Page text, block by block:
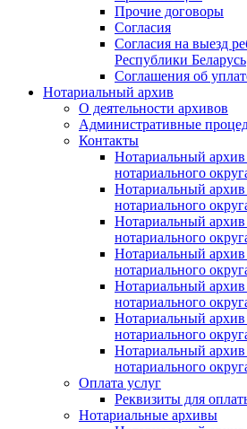
Прочие договоры
Согласия
Согласия на выезд
Республики Беларусь
Соглашения об
Нотариальный архив
О деятельности архивов
Административные
Контакты
Нотариальный архив
нотариального
Нотариальный архив
нотариального
Нотариальный архив
нотариального
Нотариальный архив
нотариального
Нотариальный
нотариального
Нотариальный
нотариального
Нотариальный
нотариального
Оплата услуг
Реквизиты для
Нотариальные архивы